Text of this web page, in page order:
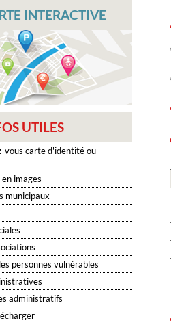
INTERACTIVE
UTILES
vous carte d'identité ou
images
municipaux
personnes vulnérables
administratifs